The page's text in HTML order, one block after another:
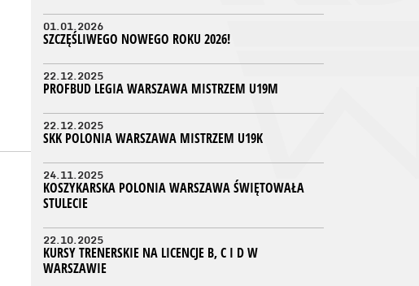
01.01.2026
SZCZĘŚLIWEGO NOWEGO ROKU 2026!
22.12.2025
PROFBUD LEGIA WARSZAWA MISTRZEM U19M
22.12.2025
SKK POLONIA WARSZAWA MISTRZEM U19K
24.11.2025
KOSZYKARSKA POLONIA WARSZAWA ŚWIĘTOWAŁA
STULECIE
22.10.2025
KURSY TRENERSKIE NA LICENCJE B, C I D W
WARSZAWIE